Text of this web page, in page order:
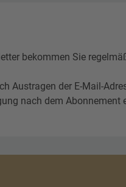
bekommen Sie
Austragen der E-Mail-
nach dem Abonnement